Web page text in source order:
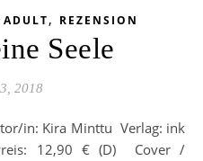
ADULT, REZENSION
Seele
2018
12,90 € (D) Cover /